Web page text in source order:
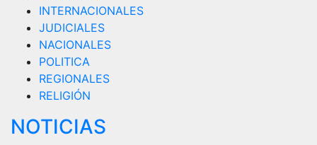
INTERNACIONALES
JUDICIALES
NACIONALES
POLITICA
REGIONALES
RELIGIÓN
NOTICIAS